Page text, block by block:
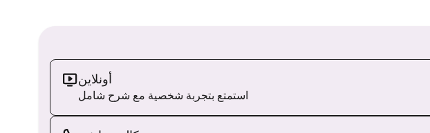
أونلاين
استمتع بتجربة شخصية مع شرح شامل